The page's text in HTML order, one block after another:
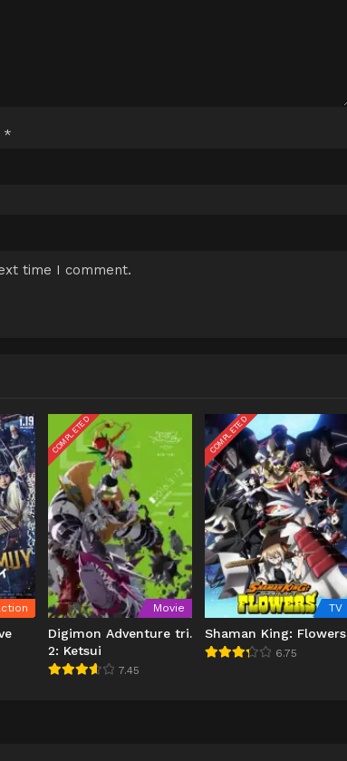
*
time I comment.
COMPLETED
Movie
Digimon Adventure tri.
2: Ketsui
7.45
COMPLETED
TV
Shaman King: Flowers
6.75